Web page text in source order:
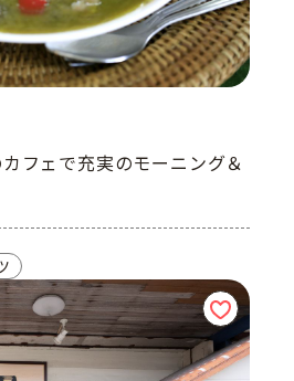
フェで充実のモーニング＆